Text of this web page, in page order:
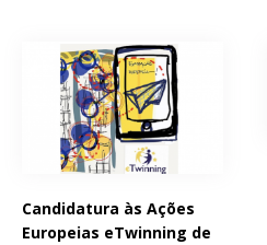
Candidatura às Ações
Europeias eTwinning de